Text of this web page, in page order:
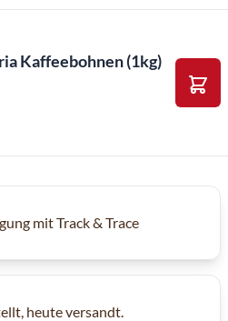
Kaffeebohnen (1kg)
In
mit Track & Trace
heute versandt.